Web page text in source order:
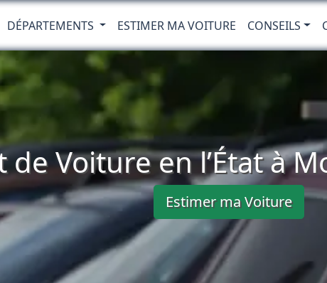
DÉPARTEMENTS ESTIMER MA VOITURE CONSEILS
de Voiture en l’État à
Estimer ma Voiture